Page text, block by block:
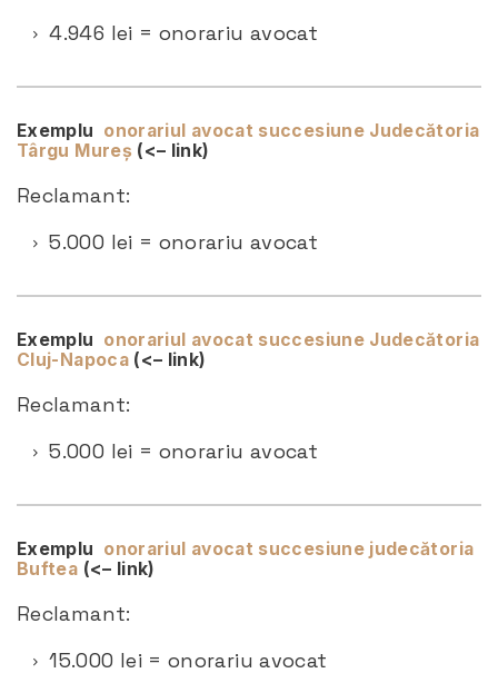
4.946 lei = onorariu avocat
Exemplu onorariul avocat succesiune Judecătoria
Târgu Mureș (<– link)
Reclamant:
5.000 lei = onorariu avocat
Exemplu onorariul avocat succesiune Judecătoria
Cluj-Napoca(<– link)
Reclamant:
5.000 lei = onorariu avocat
Exemplu onorariul avocat succesiune judecătoria
Buftea (<– link)
Reclamant:
15.000 lei = onorariu avocat